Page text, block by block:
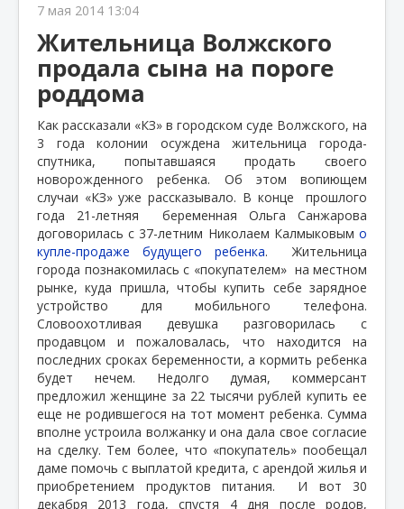
7 мая 2014 13:04
Жительница Волжского
продала сына на пороге
роддома
Как рассказали «КЗ» в городском суде Волжского, на
3 года колонии осуждена жительница города-
спутника, попытавшаяся продать своего
новорожденного ребенка. Об этом вопиющем
случаи «КЗ» уже рассказывало. В конце
прошлого
года 21-летняя
беременная Ольга Санжарова
договорилась с 37-летним Николаем Калмыковым о
купле-продаже будущего ребенка.
Жительница
города познакомилась с «покупателем» на местном
рынке, куда пришла, чтобы купить себе зарядное
устройство для мобильного телефона.
Словоохотливая девушка разговорилась с
продавцом и пожаловалась, что находится на
последних сроках беременности, а кормить ребенка
будет нечем. Недолго думая, коммерсант
предложил женщине за 22 тысячи рублей купить ее
еще не родившегося на тот момент ребенка. Сумма
вполне устроила волжанку и она дала свое согласие
на сделку. Тем более, что «покупатель» пообещал
даме помочь с выплатой кредита, с арендой жилья и
приобретением продуктов питания.
И вот 30
декабря 2013 года, спустя 4 дня после родов,